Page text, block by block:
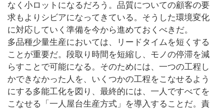
なく小ロットになるだろう。品質についての顧客の要
求もよりシビアになってきている。そうした環境変化
に対応していく準備を今から進めておくべきだ。
多品種少量生産においては、リードタイムを短くする
ことが重要だ。段取り時間を短縮し、モノの停滞を減
らすことで可能になる。そのためには、一つの工程し
かできなかった人を、いくつかの工程をこなせるよう
にする多能工化を図り、最終的には、一人ですべてを
こなせる「一人屋台生産方式」を導入することだ。責